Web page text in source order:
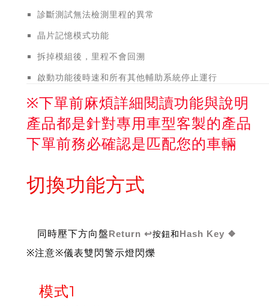
診斷測試無法檢測里程的異常
晶片記憶模式功能
拆掉模組後，里程不會回溯
啟動功能後時速和所有其他輔助系統停止運行
※下單前麻煩詳細閱讀功能與說明
產品都是針對專用車型客製的產品
下單前務必確認是匹配您的車輛
切換功能方式
同時壓下方向盤Return ↩️按鈕和Hash Key ❖
※注意※儀表雙閃警示燈閃爍
模式1